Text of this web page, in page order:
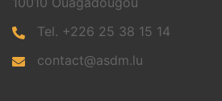
Tel. +226 25 38 15 14
contact@asdm.lu